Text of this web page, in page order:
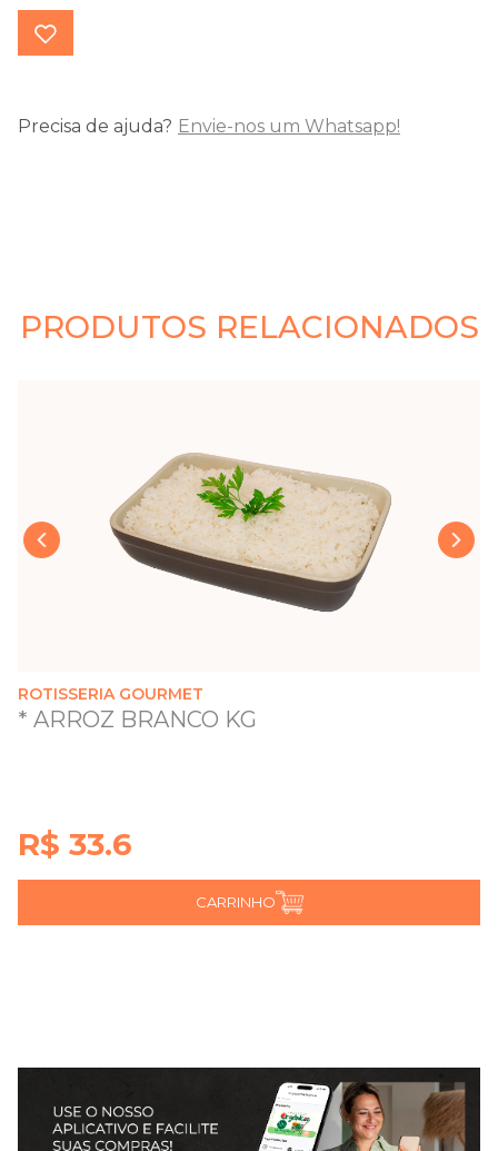
Precisa de ajuda? Envie-nos um Whatsapp!
PRODUTOS RELACIONADOS
ROTISSERIA GOURMET
* ARROZ BRANCO KG
R$ 33.6
CARRINHO
‹ ›